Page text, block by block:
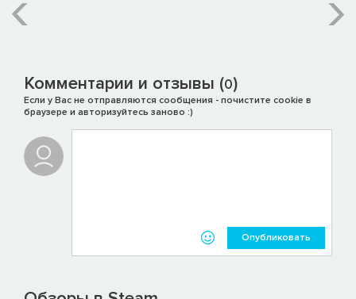
Комментарии и отзывы (0)
Если у Вас не отправляются сообщения - почистите cookie в
браузере и авторизуйтесь заново :)
Опубликовать